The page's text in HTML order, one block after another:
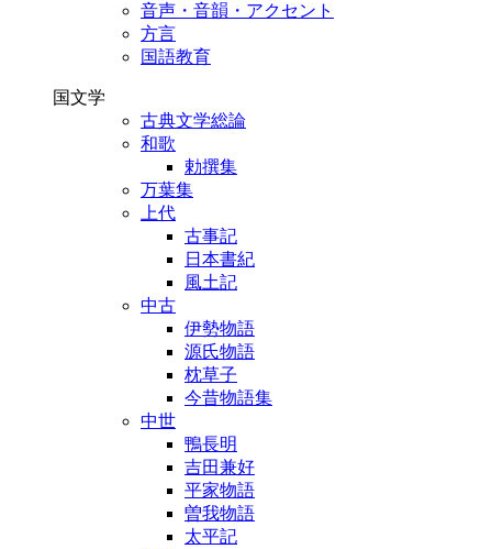
音声・音韻・アクセント
方言
国語教育
国文学
古典文学総論
和歌
勅撰集
万葉集
上代
古事記
日本書紀
風土記
中古
伊勢物語
源氏物語
枕草子
今昔物語集
中世
鴨長明
吉田兼好
平家物語
曽我物語
太平記